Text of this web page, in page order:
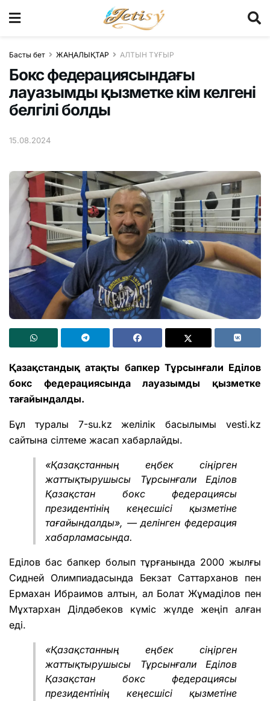
Басты бет ЖАҢАЛЫҚТАР АЛТЫН ТҰҒЫР
Бокс федерациясындағы
лауазымды қызметке кім келгені
белгілі болды
15.08.2024
Қазақстандық атақты бапкер Тұрсынғали Еділов
бокс федерациясында лауазымды қызметке
тағайындалды.
Бұл туралы 7-su.kz желілік басылымы vesti.kz
сайтына сілтеме жасап хабарлайды.
«Қазақстанның еңбек сіңірген
жаттықтырушысы Тұрсынғали Еділов
Қазақстан бокс федерациясы
президентінің кеңесшісі қызметіне
тағайындалды», — делінген федерация
хабарламасында.
Еділов бас бапкер болып тұрғанында 2000 жылғы
Сидней Олимпиадасында Бекзат Саттарханов пен
Ермахан Ибраимов алтын, ал Болат Жұмаділов пен
Мұхтархан Ділдәбеков күміс жүлде жеңіп алған
еді.
«Қазақстанның еңбек сіңірген
жаттықтырушысы Тұрсынғали Еділов
Қазақстан бокс федерациясы
президентінің кеңесшісі қызметіне